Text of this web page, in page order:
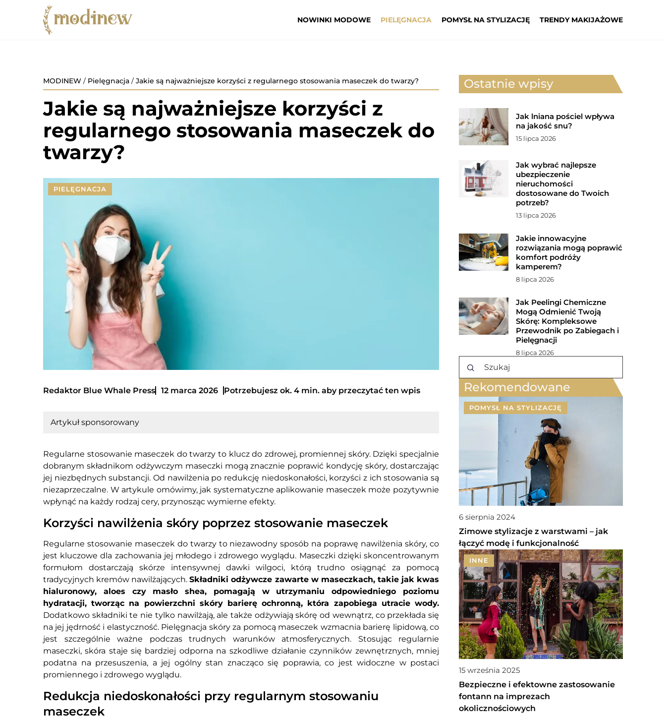
NOWINKI MODOWE PIELĘGNACJA POMYSŁ NA STYLIZACJĘ TRENDY MAKIJAŻOWE
MODINEW / Pielęgnacja / Jakie są najważniejsze korzyści z regularnego stosowania maseczek do twarzy?
Jakie są najważniejsze korzyści z
regularnego stosowania maseczek do
twarzy?
PIELĘGNACJA
Redaktor Blue Whale Press 12 marca 2026 Potrzebujesz ok. 4 min. aby przeczytać ten wpis
Artykuł sponsorowany
Regularne stosowanie maseczek do twarzy to klucz do zdrowej, promiennej skóry. Dzięki specjalnie
dobranym składnikom odżywczym maseczki mogą znacznie poprawić kondycję skóry, dostarczając
jej niezbędnych substancji. Od nawilżenia po redukcję niedoskonałości, korzyści z ich stosowania są
niezaprzeczalne. W artykule omówimy, jak systematyczne aplikowanie maseczek może pozytywnie
wpłynąć na każdy rodzaj cery, przynosząc wymierne efekty.
Korzyści nawilżenia skóry poprzez stosowanie maseczek
Regularne stosowanie maseczek do twarzy to niezawodny sposób na poprawę nawilżenia skóry, co
jest kluczowe dla zachowania jej młodego i zdrowego wyglądu. Maseczki dzięki skoncentrowanym
formułom dostarczają skórze intensywnej dawki wilgoci, którą trudno osiągnąć za pomocą
tradycyjnych kremów nawilżających.Składniki odżywcze zawarte w maseczkach, takie jak kwas
hialuronowy, aloes czy masło shea, pomagają w utrzymaniu odpowiedniego poziomu
hydratacji, tworząc na powierzchni skóry barierę ochronną, która zapobiega utracie wody.
Dodatkowo składniki te nie tylko nawilżają, ale także odżywiają skórę od wewnątrz, co przekłada się
na jej jędrność i elastyczność. Pielęgnacja skóry za pomocą maseczek wzmacnia barierę lipidową, co
jest szczególnie ważne podczas trudnych warunków atmosferycznych. Stosując regularnie
maseczki, skóra staje się bardziej odporna na szkodliwe działanie czynników zewnętrznych, mniej
podatna na przesuszenia, a jej ogólny stan znacząco się poprawia, co jest widoczne w postaci
promiennego i zdrowego wyglądu.
Redukcja niedoskonałości przy regularnym stosowaniu
maseczek
Ostatnie wpisy
Jak lniana pościel wpływa
na jakość snu?
15 lipca 2026
Jak wybrać najlepsze
ubezpieczenie
nieruchomości
dostosowane do Twoich
potrzeb?
13 lipca 2026
Jakie innowacyjne
rozwiązania mogą poprawić
komfort podróży
kamperem?
8 lipca 2026
Jak Peelingi Chemiczne
Mogą Odmienić Twoją
Skórę: Kompleksowe
Przewodnik po Zabiegach i
Pielęgnacji
8 lipca 2026
Rekomendowane
POMYSŁ NA STYLIZACJĘ
6 sierpnia 2024
Zimowe stylizacje z warstwami – jak
łączyć modę i funkcjonalność
INNE
15 września 2025
Bezpieczne i efektowne zastosowanie
fontann na imprezach
okolicznościowych